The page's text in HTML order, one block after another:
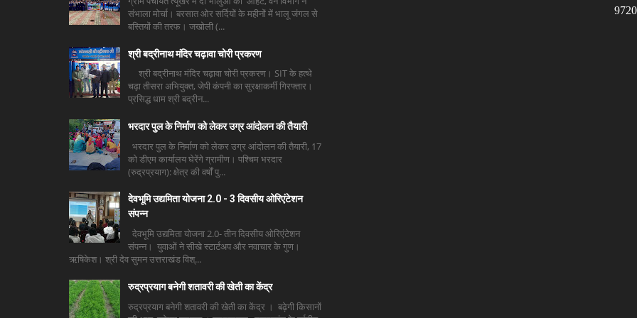
संभाला मोर्चा। बरसात ओर सर्दियों के महीनों में भालू जंगल से
बस्तियों की तरफ। जखोली (...
श्री बद्रीनाथ मंदिर चढ़ावा चोरी प्रकरण
श्री बद्रीनाथ मंदिर चढ़ावा चोरी प्रकरण। SIT के हत्थे
चढ़ा तीसरा अभियुक्त, जेपी कंपनी का सुरक्षाकर्मी गिरफ्तार।
प्रसिद्ध धाम श्री बद्रीन...
भरदार पुल के निर्माण को लेकर उग्र आंदोलन की तैयारी
भरदार पुल के निर्माण को लेकर उग्र आंदोलन की तैयारी, 17
को डीएम कार्यालय घेरेंगे ग्रामीण। पश्चिम भरदार
(रुद्रप्रयाग): क्षेत्र की वर्षों पु...
देवभूमि उद्यमिता योजना 2.0 - 3 दिवसीय ओरिएंटेशन
संपन्न
देवभूमि उद्यमिता योजना 2.0- तीन दिवसीय ओरिएंटेशन
संपन्न। युवाओं ने सीखे स्टार्टअप और नवाचार के गुण।
ऋषिकेश। श्री देव सुमन उत्तराखंड विश्...
रुद्रप्रयाग बनेगी शतावरी की खेती का केंद्र
रुद्रप्रयाग बनेगी शतावरी की खेती का केंद्र । बढ़ेगी किसानों